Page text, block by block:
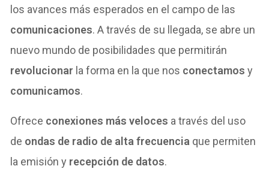
los avances más esperados en el campo de las
comunicaciones. A través de su llegada, se abre un
nuevo mundo de posibilidades que permitirán
revolucionar la forma en la que nos conectamos y
comunicamos.
Ofrece conexiones más veloces a través del uso
de ondas de radio de alta frecuencia que permiten
la emisión y recepción de datos.